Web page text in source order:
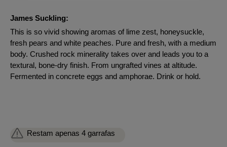
James Suckling:
This is so vivid showing aromas of lime zest, honeysuckle,
fresh pears and white peaches. Pure and fresh, with a medium
body. Crushed rock minerality takes over and leads you to a
textural, bone-dry finish. From ungrafted vines at altitude.
Fermented in concrete eggs and amphorae. Drink or hold.
Restam apenas 4 garrafas